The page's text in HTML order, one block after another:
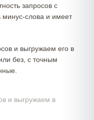
запросов с
слова и имеет
и выгружаем его в
без, с точным
и выгружаем в